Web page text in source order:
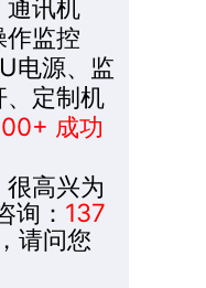
通讯机
作监控
电源、监
、定制机
成功
高兴为
询： 137
，请问您